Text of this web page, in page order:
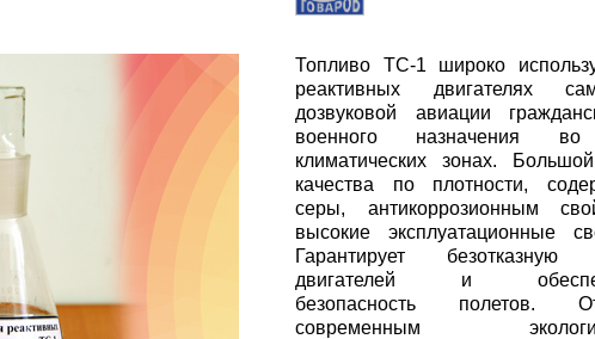
Топливо ТС-1 широко
реактивных двигателях
дозвуковой авиации
военного назначения
климатических зонах.
качества по плотности,
серы, антикоррозионным
высокие эксплуатационные
Гарантирует безотказную
двигателей и
безопасность полетов.
современным